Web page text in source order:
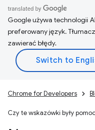
Google używa technologii
preferowany język.
zawierać błędy.
Chrome for Developers
Czy te wskazówki były